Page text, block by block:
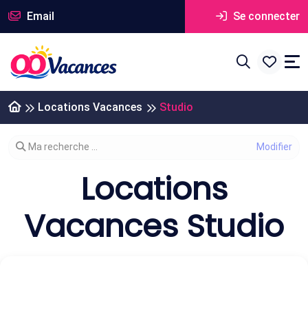
Email Se connecter
Locations Vacances Studio
Modifier votre recherche
Ma recherche ...
Locations
Vacances Studio